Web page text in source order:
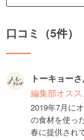
口コミ（5件）
トーキョー
編集部オス
2019年7月に
の食材を使っ
春に提供され